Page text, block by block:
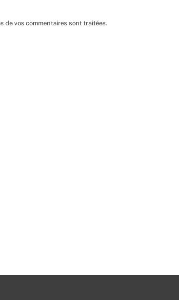
de vos commentaires sont traitées.